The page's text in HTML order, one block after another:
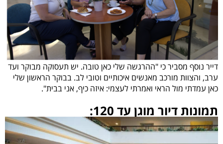
דייר נוסף מסביר כי "ההרגשה שלי כאן טובה. יש תעסוקה מבוקר ועד
ערב, והצוות מורכב מאנשים איכותיים וטובי לב. בבוקר הראשון שלי
כאן עמדתי מול הראי ואמרתי לעצמי: איזה כיף, אני בבית".
תמונות דיור מוגן עד 120: